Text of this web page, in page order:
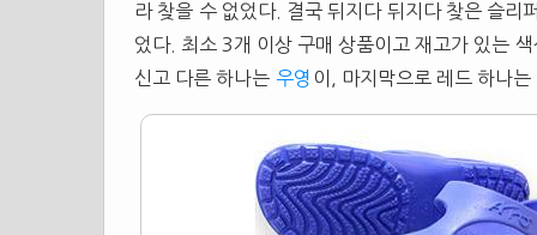
라 찾을 수 없었다. 결국 뒤지다 뒤지다 찾은 슬리
었다. 최소 3개 이상 구매 상품이고 재고가 있는
신고 다른 하나는 우영 이, 마지막으로 레드 하나는